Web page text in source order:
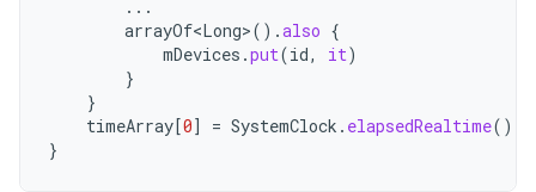
...
arrayOf<Long>().also {
mDevices .put(id, it)
}
}
timeArray[0] = SystemClock . elapsedRealtime()
}